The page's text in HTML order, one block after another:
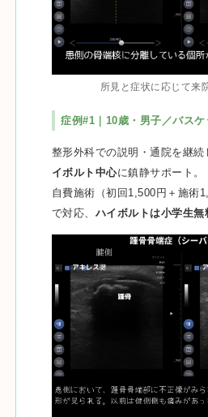
所見と症状に応じて来
症例#1｜10歳・男子／バスケ
整形外科での説明・通院を継続
イボルト中心に鎮静サポート。
自費施術（初回1,500円＋施術
で対応、 ハイボルトは小学生無